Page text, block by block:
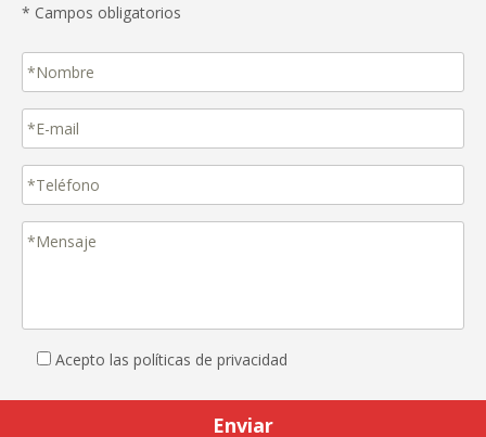
* Campos obligatorios
Acepto las políticas de privacidad